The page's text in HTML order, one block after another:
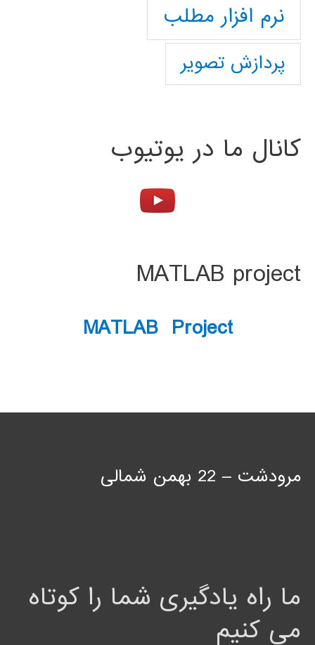
نرم افزار مطلب
پردازش تصویر
کانال ما در یوتیوب
MATLAB project
MATLAB Project
مرودشت – 22 بهمن شمالی
ما راه یادگیری شما را کوتاه
می کنیم